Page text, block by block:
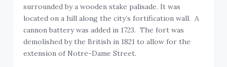
surrounded by a wooden stake palisade. It was
located on a hill along the city’s fortification wall. A
cannon battery was added in 1723. The fort was
demolished by the British in 1821 to allow for the
extension of Notre-Dame Street.